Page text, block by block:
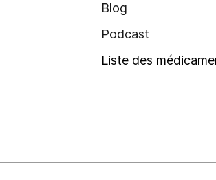
Blog
Podcast
Liste des